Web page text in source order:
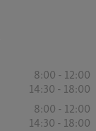
8:00 - 12:00
14:30 - 18:00
8:00 - 12:00
14:30 - 18:00